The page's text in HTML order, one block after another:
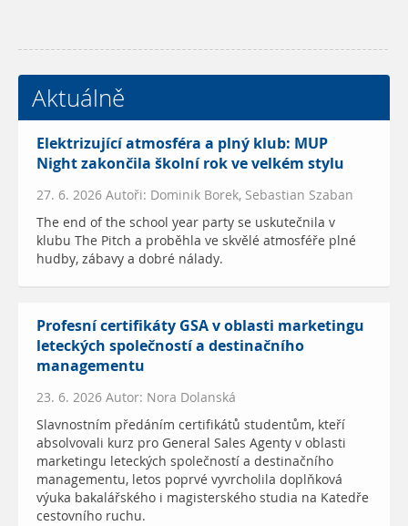
Aktuálně
Elektrizující atmosféra a plný klub: MUP
Night zakončila školní rok ve velkém stylu
27. 6. 2026 Autoři: Dominik Borek, Sebastian Szaban
The end of the school year party se uskutečnila v
klubu The Pitch a proběhla ve skvělé atmosféře plné
hudby, zábavy a dobré nálady.
Profesní certifikáty GSA v oblasti marketingu
leteckých společností a destinačního
managementu
23. 6. 2026 Autor: Nora Dolanská
Slavnostním předáním certifikátů studentům, kteří
absolvovali kurz pro General Sales Agenty v oblasti
marketingu leteckých společností a destinačního
managementu, letos poprvé vyvrcholila doplňková
výuka bakalářského i magisterského studia na Katedře
cestovního ruchu.